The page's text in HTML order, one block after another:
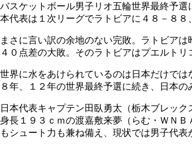
バスケットボール男子リオ五輪世界最終予
本代表は１次リーグでラトビアに４８－８
まさに言い訳の余地のない完敗。ラトビア
４０点差の大敗。そのラトビアはプエルト
世界に水をあけられているのは日本だけで
８年、１２年の世界最終予選に続き、日本
日本代表キャプテン田臥勇太（栃木ブレッ
身長１９３ｃｍの渡嘉敷来夢（らむ・ＷＮ
もシュート力も兼ね備え、現状では男子代